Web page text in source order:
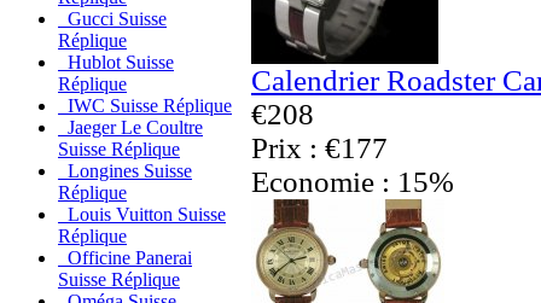
Gucci Suisse
Réplique
Hublot Suisse
Réplique
IWC Suisse Réplique
Jaeger Le Coultre
Suisse Réplique
Longines Suisse
Réplique
Louis Vuitton Suisse
Réplique
Officine Panerai
Suisse Réplique
Calendrier Roadster
€208
Prix : €177
Economie : 15%